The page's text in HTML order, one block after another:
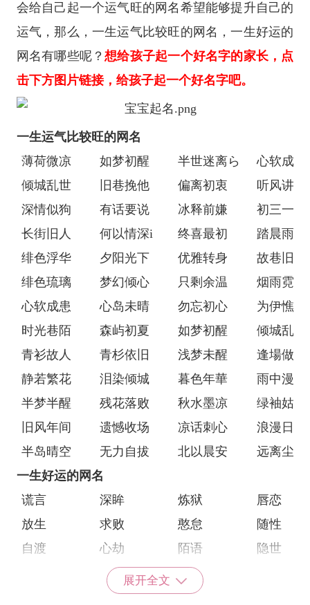
会给自己起一个运气旺的网名希望能够提升自己的
运气，那么，一生运气比较旺的网名，一生好运的
网名有哪些呢？想给孩子起一个好名字的家长，点
击下方图片链接，给孩子起一个好名字吧。
一生运气比较旺的网名
薄荷微凉
如梦初醒 半世迷离ら
心软成患
倾城乱世
旧巷挽他 偏离初衷
听风讲你
深情似狗
有话要说 冰释前嫌
初三一班
长街旧人
何以情深i 终喜最初
踏晨雨燕
绯色浮华
夕阳光下 优雅转身
故巷旧人
绯色琉璃
梦幻倾心 只剩余温
烟雨霓裳
心软成患
心岛未晴 勿忘初心
为伊憔悴
时光巷陌
森屿初夏 如梦初醒
倾城乱世
青衫故人
青杉依旧 浅梦未醒
逢場做戲
静若繁花
泪染倾城 暮色年華
雨中漫步
半梦半醒
残花落败 秋水墨凉
绿袖姑娘
旧风年间
遗憾收场 凉话刺心
浪漫日落
半岛晴空
无力自拔 北以晨安
远离尘埃
一生好运的网名
谎言
深眸 炼狱
唇恋
放生
求败 憨怠
随性
自渡
心劫 陌语
隐世
与你 炼狱
傲世 屿浪
展开全文